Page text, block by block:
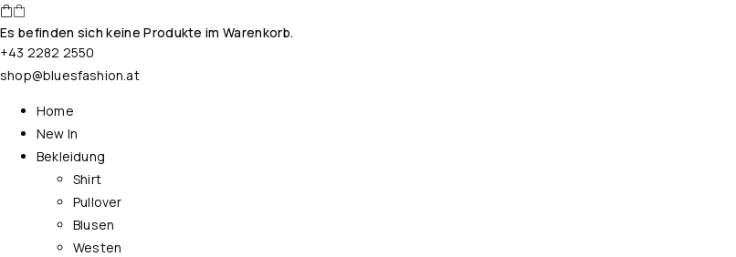
Es befinden sich keine Produkte im Warenkorb.
+43 2282 2550
shop@bluesfashion.at
Home
New In
Bekleidung
Shirt
Pullover
Blusen
Westen